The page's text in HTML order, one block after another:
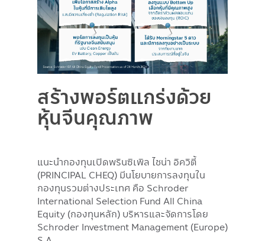
สร้างพอร์ตแกร่งด้วย
หุ้นจีนคุณภาพ
แนะนำกองทุนเปิดพรินซิเพิล ไชน่า อิควิตี้
(PRINCIPAL CHEQ) มีนโยบายการลงทุนใน
กองทุนรวมต่างประเทศ คือ Schroder
International Selection Fund All China
Equity (กองทุนหลัก) บริหารและจัดการโดย
Schroder Investment Management (Europe)